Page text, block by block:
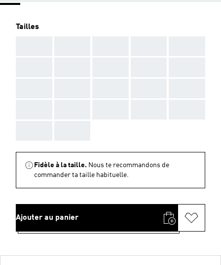
Tailles
Fidèle à la taille. Nous te recommandons de
commander ta taille habituelle.
Ajouter au panier